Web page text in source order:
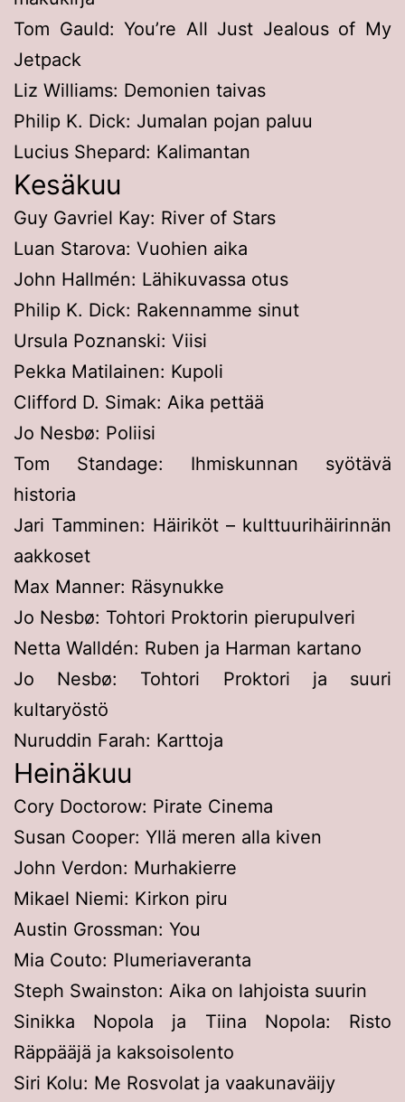
Tom Gauld: You’re All Just Jealous of My
Jetpack
Liz Williams: Demonien taivas
Philip K. Dick: Jumalan pojan paluu
Lucius Shepard: Kalimantan
Kesäkuu
Guy Gavriel Kay: River of Stars
Luan Starova: Vuohien aika
John Hallmén: Lähikuvassa otus
Philip K. Dick: Rakennamme sinut
Ursula Poznanski: Viisi
Pekka Matilainen: Kupoli
Clifford D. Simak: Aika pettää
Jo Nesbø: Poliisi
Tom Standage: Ihmiskunnan syötävä
historia
Jari Tamminen: Häiriköt – kulttuurihäirinnän
aakkoset
Max Manner: Räsynukke
Jo Nesbø: Tohtori Proktorin pierupulveri
Netta Walldén: Ruben ja Harman kartano
Jo Nesbø: Tohtori Proktori ja suuri
kultaryöstö
Nuruddin Farah: Karttoja
Heinäkuu
Cory Doctorow: Pirate Cinema
Susan Cooper: Yllä meren alla kiven
John Verdon: Murhakierre
Mikael Niemi: Kirkon piru
Austin Grossman: You
Mia Couto: Plumeriaveranta
Steph Swainston: Aika on lahjoista suurin
Sinikka Nopola ja Tiina Nopola: Risto
Räppääjä ja kaksoisolento
Siri Kolu: Me Rosvolat ja vaakunaväijy